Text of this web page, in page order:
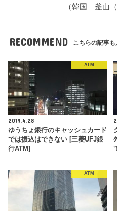
（韓国 釜山
RECOMMEND こちらの記事も
ATM
2019.4.28
ゆうちょ銀行のキャッシュカード
では振込はできない [三菱UFJ銀
行ATM]
ATM